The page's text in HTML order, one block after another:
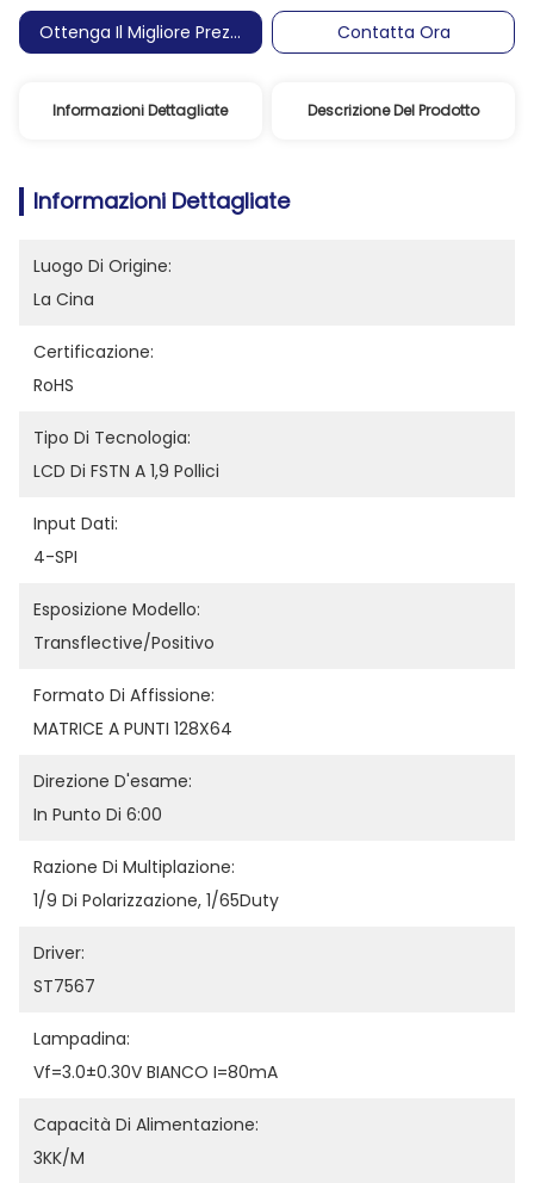
Ottenga Il Migliore Prezzo Contatta Ora
Informazioni Dettagliate Descrizione Del Prodotto
Informazioni Dettagliate
Luogo Di Origine:
La Cina
Certificazione:
RoHS
Tipo Di Tecnologia:
LCD Di FSTN A 1,9 Pollici
Input Dati:
4-SPI
Esposizione Modello:
Transflective/positivo
Formato Di Affissione:
MATRICE A PUNTI 128X64
Direzione D'esame:
In Punto Di 6:00
Razione Di Multiplazione:
1/9 Di Polarizzazione, 1/65Duty
Driver:
ST7567
Lampadina:
Vf=3.0±0.30V BIANCO I=80mA
Capacità Di Alimentazione:
3KK/M